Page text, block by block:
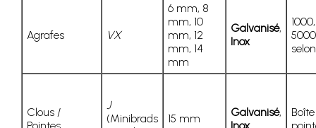
Agrafes VX
6 mm, 8
mm, 10
mm, 12
mm, 14
mm
Galvanisé,
Inox
Clous /
Pointes
J
(Minibrads
15 mm Galvanisé,
Inox